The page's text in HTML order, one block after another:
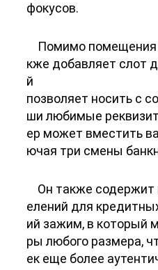
фокусов.
Помимо помещения
кже добавляет слот
й
позволяет носить с
ши любимые
ер может вместить
ючая три смены
Он также содержит
елений для
ий зажим, в который
ры любого размера,
ек еще более